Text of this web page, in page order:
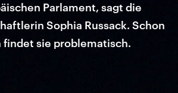
Parlament, sagt die
Sophia Russack. Schon
findet sie problematisch.